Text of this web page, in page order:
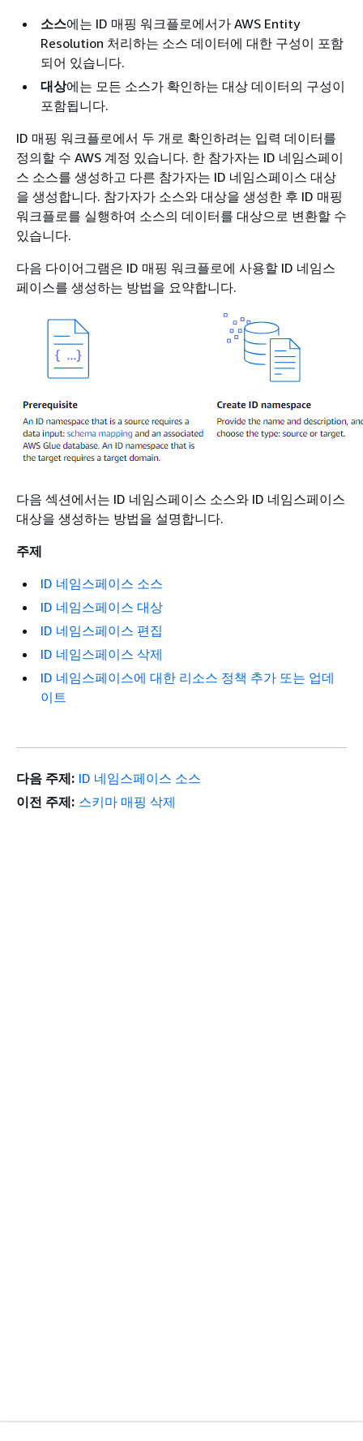
소스에는 ID 매핑 워크플로에서가 AWS Entity
Resolution 처리하는 소스 데이터에 대한 구성이 포함
되어 있습니다.
대상에는 모든 소스가 확인하는 대상 데이터의 구성이
포함됩니다.
ID 매핑 워크플로에서 두 개로 확인하려는 입력 데이터를
정의할 수 AWS 계정 있습니다. 한 참가자는 ID 네임스페이
스 소스를 생성하고 다른 참가자는 ID 네임스페이스 대상
을 생성합니다. 참가자가 소스와 대상을 생성한 후 ID 매핑
워크플로를 실행하여 소스의 데이터를 대상으로 변환할 수
있습니다.
다음 다이어그램은 ID 매핑 워크플로에 사용할 ID 네임스
페이스를 생성하는 방법을 요약합니다.
다음 섹션에서는 ID 네임스페이스 소스와 ID 네임스페이스
대상을 생성하는 방법을 설명합니다.
주제
ID 네임스페이스 소스
ID 네임스페이스 대상
ID 네임스페이스 편집
ID 네임스페이스 삭제
ID 네임스페이스에 대한 리소스 정책 추가 또는 업데
이트
다음 주제: ID 네임스페이스 소스
이전 주제: 스키마 매핑 삭제